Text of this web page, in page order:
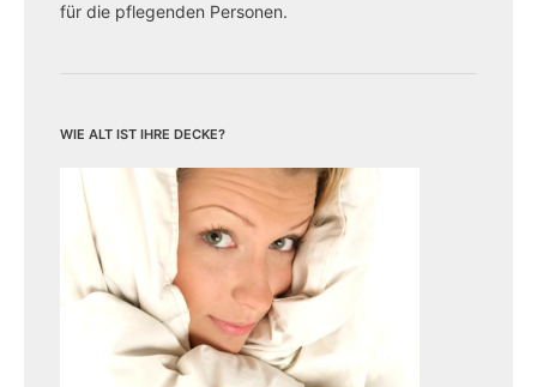
für die pflegenden Personen.
Wie alt ist Ihre Decke?